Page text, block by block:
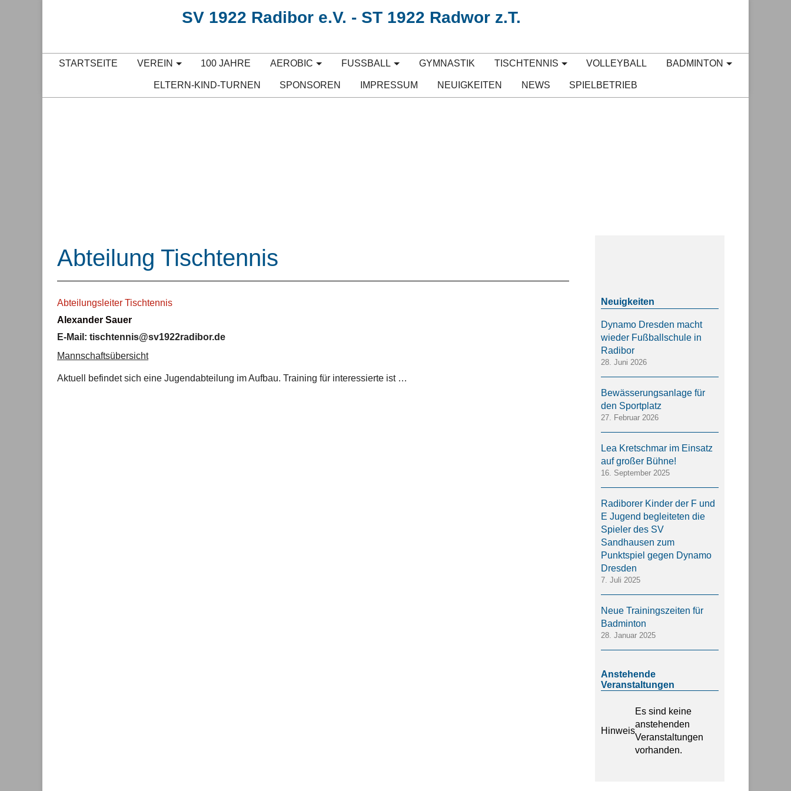
SV 1922 Radibor e.V. - ST 1922 Radwor z.T.
STARTSEITE VEREIN 100 JAHRE AEROBIC FUSSBALL GYMNASTIK TISCHTENNIS VOLLEYBALL BADMINTON
ELTERN-KIND-TURNEN SPONSOREN IMPRESSUM NEUIGKEITEN NEWS SPIELBETRIEB
Abteilung Tischtennis
Abteilungsleiter Tischtennis
Alexander Sauer
E-Mail: tischtennis@sv1922radibor.de
Mannschaftsübersicht
Aktuell befindet sich eine Jugendabteilung im Aufbau. Training für interessierte ist …
Dynamo Dresden macht
wieder Fußballschule in
Radibor
28. Juni 2026
Bewässerungsanlage für
den Sportplatz
27. Februar 2026
Lea Kretschmar im Einsatz
auf großer Bühne!
16. September 2025
Radiborer Kinder der F und
E Jugend begleiteten die
Spieler des SV
Sandhausen zum
Punktspiel gegen Dynamo
Dresden
7. Juli 2025
Neue Trainingszeiten für
Badminton
28. Januar 2025
Anstehende
Veranstaltungen
Hinweis
Es sind keine
anstehenden
Veranstaltungen
vorhanden.